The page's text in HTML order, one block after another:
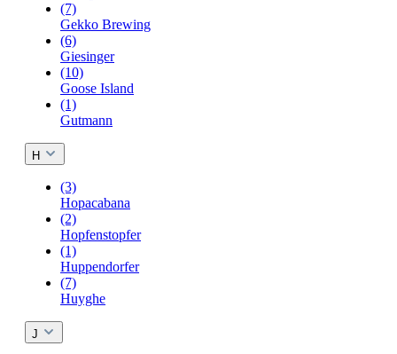
(7)
Gekko Brewing
(6)
Giesinger
(10)
Goose Island
(1)
Gutmann
H
(3)
Hopacabana
(2)
Hopfenstopfer
(1)
Huppendorfer
(7)
Huyghe
J